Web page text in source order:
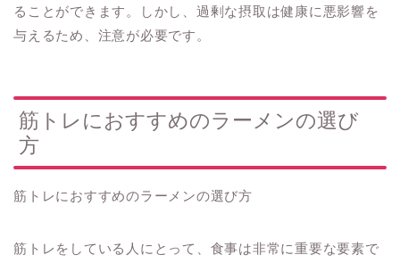
ることができます。しかし、過剰な摂取は健康に悪影響を
与えるため、注意が必要です。
筋トレにおすすめのラーメンの選び
方
筋トレにおすすめのラーメンの選び方
筋トレをしている人にとって、食事は非常に重要な要素で